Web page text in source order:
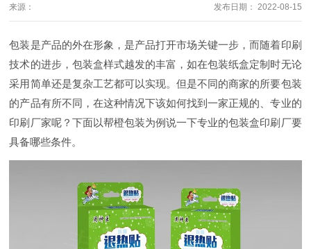
来源： 发布日期： 2022-08-15
包装是产品的外在形象，是产品打开市场关键一步，而随着印刷
技术的进步，包装盒样式越发的丰富，如在包装纸盒定制时无论
采用简单还是复杂工艺都可以实现。但是不同的商家的所要包装
的产品有所不同，在这种情况下该如何找到一家正规的、专业的
印刷厂家呢？下面以帮橙包装为例说一下专业的包装盒印刷厂要
具备哪些条件。